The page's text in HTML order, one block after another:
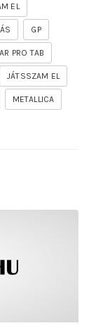
EL
GP
PRO TAB
JÁTSSZAM EL
METALLICA